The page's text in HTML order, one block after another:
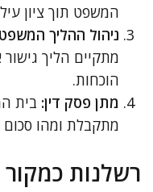
המשפט תוך ציון
ניהול ההליך
מתקיים הליך גישור
הוכחות.
מתן פסק דין: בית
מתקבלת ומהו סכום
רשלנות כמקור